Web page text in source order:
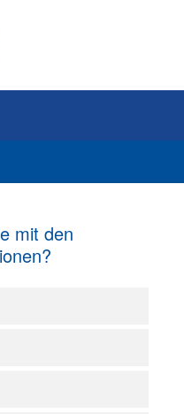
mit den